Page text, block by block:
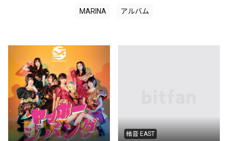
MARINA アルバム
結音 EAST